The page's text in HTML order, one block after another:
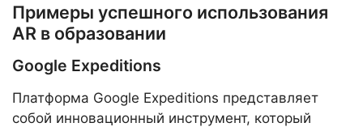
Примеры успешного использования
AR в образовании
Google Expeditions
Платформа Google Expeditions представляет
собой инновационный инструмент, который